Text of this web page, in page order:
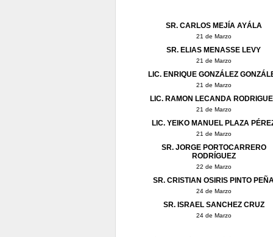
SR. CARLOS MEJÍA AYÁLA
21 de Marzo
SR. ELIAS MENASSE LEVY
21 de Marzo
LIC. ENRIQUE GONZÁLEZ
21 de Marzo
LIC. RAMON LECANDA
21 de Marzo
LIC. YEIKO MANUEL PLAZA
21 de Marzo
SR. JORGE PORTOCARRERO
RODRÍGUEZ
22 de Marzo
SR. CRISTIAN OSIRIS PINTO
24 de Marzo
SR. ISRAEL SANCHEZ CRUZ
24 de Marzo